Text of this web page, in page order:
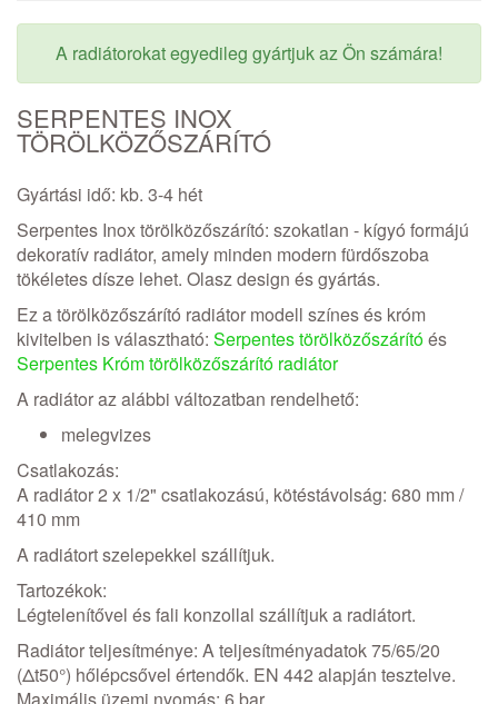
A radiátorokat egyedileg gyártjuk az Ön számára!
SERPENTES INOX
TÖRÖLKÖZŐSZÁRÍTÓ
Gyártási idő: kb. 3-4 hét
Serpentes Inox törölközőszárító: szokatlan - kígyó formájú
dekoratív radiátor, amely minden modern fürdőszoba
tökéletes dísze lehet. Olasz design és gyártás.
Ez a törölközőszárító radiátor modell színes és króm
kivitelben is választható: Serpentes törölközőszárítóés
Serpentes Króm törölközőszárító radiátor
A radiátor az alábbi változatban rendelhető:
melegvizes
Csatlakozás:
A radiátor 2 x 1/2" csatlakozású, kötéstávolság: 680 mm /
410 mm
A radiátort szelepekkel szállítjuk.
Tartozékok:
Légtelenítővel és fali konzollal szállítjuk a radiátort.
Radiátor teljesítménye: A teljesítményadatok 75/65/20
(Δt50°) hőlépcsővel értendők. EN 442 alapján tesztelve.